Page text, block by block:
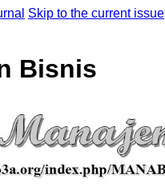
Skip to the current issue
Bisnis